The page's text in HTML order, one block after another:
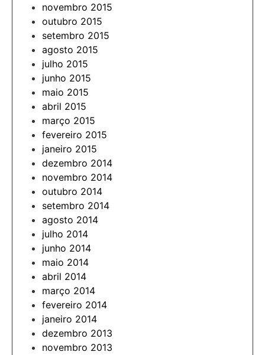
novembro 2015
outubro 2015
setembro 2015
agosto 2015
julho 2015
junho 2015
maio 2015
abril 2015
março 2015
fevereiro 2015
janeiro 2015
dezembro 2014
novembro 2014
outubro 2014
setembro 2014
agosto 2014
julho 2014
junho 2014
maio 2014
abril 2014
março 2014
fevereiro 2014
janeiro 2014
dezembro 2013
novembro 2013